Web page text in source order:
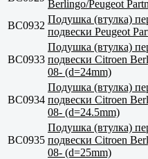
Berlingo/Peugeot
BC0932
Подушка (втулка)
подвески Peugeot
BC0933
Подушка (втулка)
подвески Citroen
08- (d=24mm)
BC0934
Подушка (втулка)
подвески Citroen
08- (d=24.5mm)
BC0935
Подушка (втулка)
подвески Citroen
08- (d=25mm)